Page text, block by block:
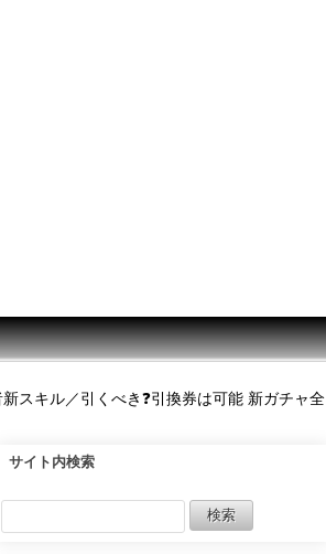
スキル／引くべき❓引換券は可能 新ガチャ全
サイト内検索